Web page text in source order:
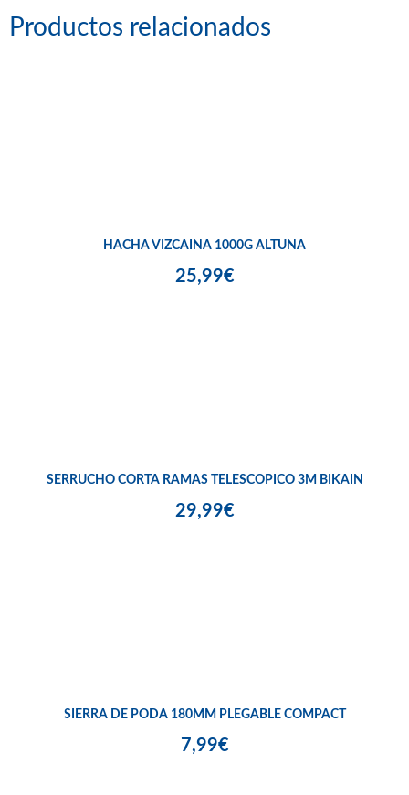
Productos relacionados
HACHA VIZCAINA 1000G ALTUNA
25,99€
SERRUCHO CORTA RAMAS TELESCOPICO 3M BIKAIN
29,99€
SIERRA DE PODA 180MM PLEGABLE COMPACT
7,99€